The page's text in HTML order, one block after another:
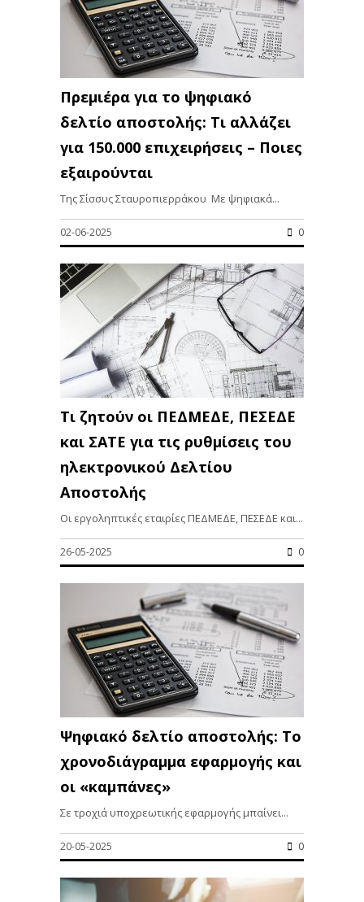
Πρεμιέρα για το ψηφιακό
δελτίο αποστολής: Τι αλλάζει
για 150.000 επιχειρήσεις – Ποιες
εξαιρούνται
Της Σίσσυς Σταυροπιερράκου Με ψηφιακά...
02-06-2025 0
Τι ζητούν οι ΠΕΔΜΕΔΕ, ΠΕΣΕΔΕ
και ΣΑΤΕ για τις ρυθμίσεις του
ηλεκτρονικού Δελτίου
Αποστολής
Οι εργοληπτικές εταιρίες ΠΕΔΜΕΔΕ, ΠΕΣΕΔΕ και...
26-05-2025 0
Ψηφιακό δελτίο αποστολής: Το
χρονοδιάγραμμα εφαρμογής και
οι «καμπάνες»
Σε τροχιά υποχρεωτικής εφαρμογής μπαίνει...
20-05-2025 0